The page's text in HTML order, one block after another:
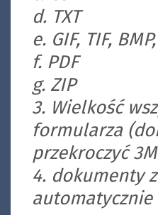
d. TXT
e. GIF, TIF,
f. PDF
g. ZIP
3. Wielkość
formularza
przekroczyć
4. dokumenty